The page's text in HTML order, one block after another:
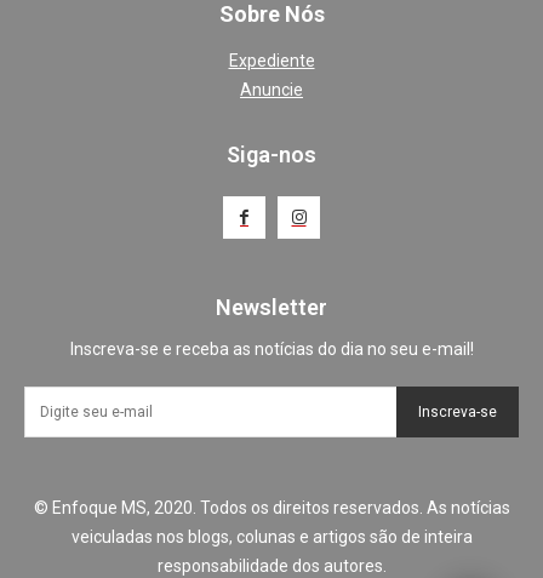
Sobre Nós
Expediente
Anuncie
Siga-nos
Newsletter
Inscreva-se e receba as notícias do dia no seu e-mail!
Inscreva-se
© Enfoque MS, 2020. Todos os direitos reservados. As notícias
veiculadas nos blogs, colunas e artigos são de inteira
responsabilidade dos autores.